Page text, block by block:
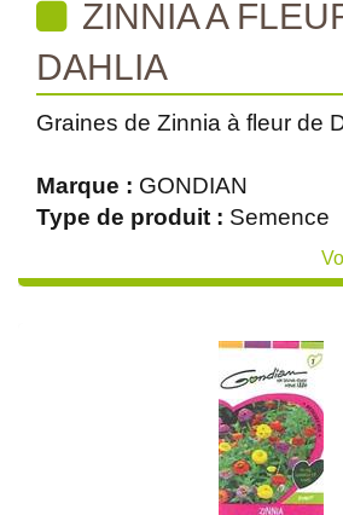
ZINNIA A
DAHLIA
Graines de Zinnia à fleur de
Marque : GONDIAN
Type de produit : Semence